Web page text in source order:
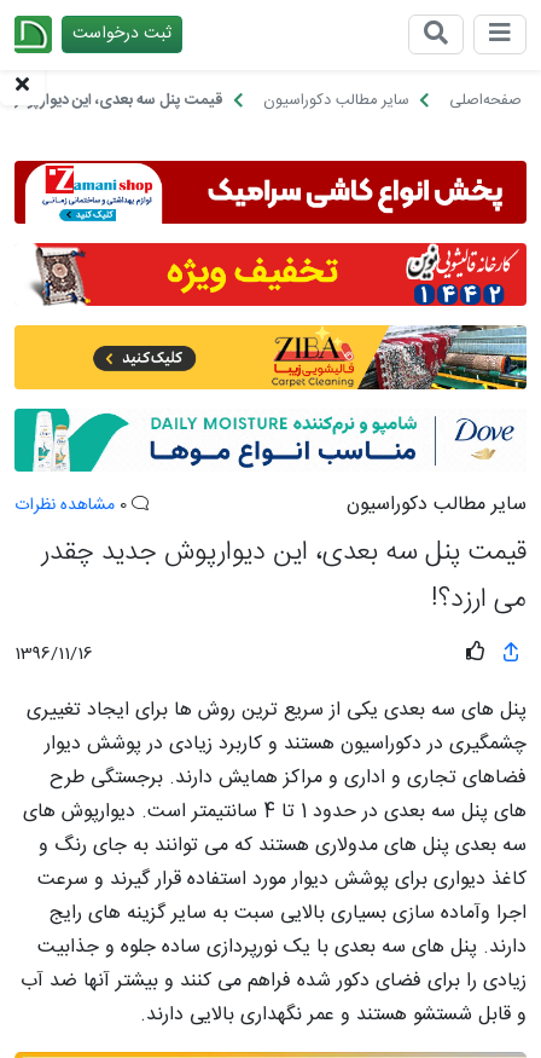
ثبت درخواست
صفحه‌اصلی سایر مطالب دکوراسیون قیمت پنل سه بعدی، این دیوارپوش
سایر مطالب دکوراسیون مشاهده نظرات
قیمت پنل سه بعدی، این دیوارپوش جدید چقدر
می ارزد؟!
1396/11/16
پنل های سه بعدی یکی از سریع ترین روش ها برای ایجاد تغییری
چشمگیری در دکوراسیون هستند و کاربرد زیادی در پوشش دیوار
فضاهای تجاری و اداری و مراکز همایش دارند. برجستگی طرح‌
های پنل سه‌ بعدی در حدود 1 تا 4 سانتیمتر است. دیوارپوش های
سه بعدی پنل های مدولاری هستند که می توانند به جای رنگ و
کاغذ دیواری برای پوشش دیوار مورد استفاده قرار گیرند و سرعت
اجرا وآماده سازی بسیاری بالایی سبت به سایر گزینه های رایج
دارند. پنل های سه بعدی با یک نورپردازی ساده جلوه و جذابیت
زیادی را برای فضای دکور شده فراهم می کنند و بیشتر آنها ضد آب
و قابل شستشو هستند و عمر نگهداری بالایی دارند.